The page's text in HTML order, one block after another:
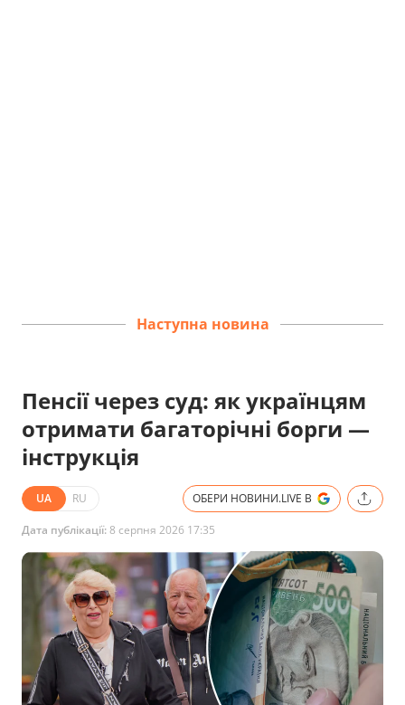
Наступна новина
Пенсії через суд: як українцям
отримати багаторічні борги —
інструкція
UA RU ОБЕРИ НОВИНИ.LIVE В
Дата публікації:8 серпня 2026 17:35